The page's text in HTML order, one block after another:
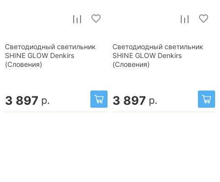
Светодиодный светильник
SHINE GLOW Denkirs
(Словения)
3 897 р.
Светодиодный светильник
SHINE GLOW Denkirs
(Словения)
3 897 р.